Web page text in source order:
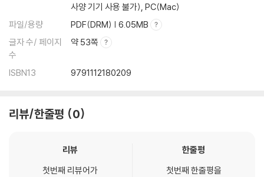
사양 기기 사용 불가), PC(Mac)
파일/용량
PDF(DRM) | 6.05MB
글자 수/ 페이지
수
약 53쪽
ISBN13 9791112180209
리뷰/한줄평 0
리뷰
첫번째 리뷰어가
한줄평
첫번째 한줄평을